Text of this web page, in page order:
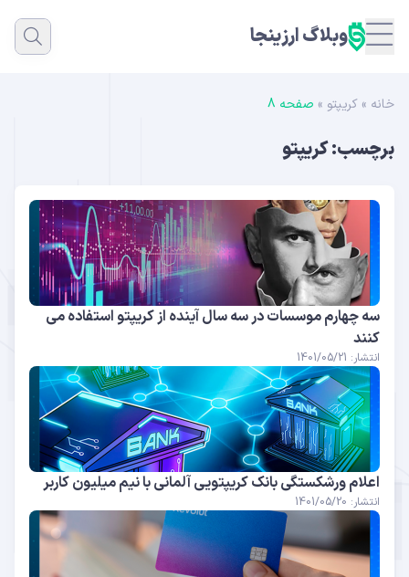
وبلاگ ارزینجا
خانه » کریپتو » صفحه 8
برچسب:کریپتو
سه چهارم موسسات در سه سال آینده از کریپتو استفاده می
کنند
انتشار: 1401/05/21
اعلام ورشکستگی بانک کریپتویی آلمانی با نیم میلیون کاربر
انتشار: 1401/05/20